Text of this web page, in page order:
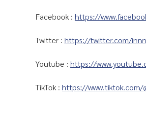
Facebook : https://
Twitter : https://twitter.com/
Youtube : https://
TikTok : https://www.tiktok.com/